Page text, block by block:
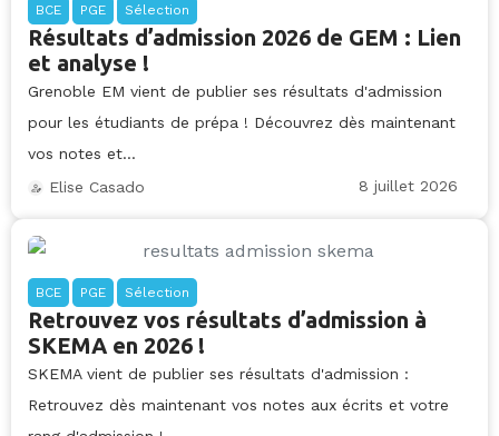
BCE PGE Sélection
Résultats d’admission 2026 de GEM : Lien
et analyse !
Grenoble EM vient de publier ses résultats d'admission
pour les étudiants de prépa ! Découvrez dès maintenant
vos notes et...
Elise Casado
8 juillet 2026
BCE PGE Sélection
Retrouvez vos résultats d’admission à
SKEMA en 2026 !
SKEMA vient de publier ses résultats d'admission :
Retrouvez dès maintenant vos notes aux écrits et votre